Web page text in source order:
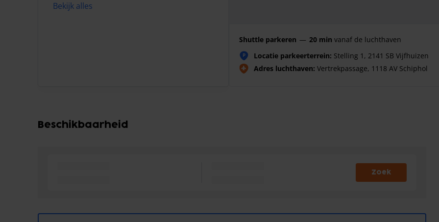
Bekijk alles
Shuttle parkeren — 20 min vanaf de luchthaven
P Locatie parkeerterrein: Stelling 1, 2141 SB Vijfhuizen
Adres luchthaven: Vertrekpassage, 1118 AV Schiphol
Beschikbaarheid
Zoek